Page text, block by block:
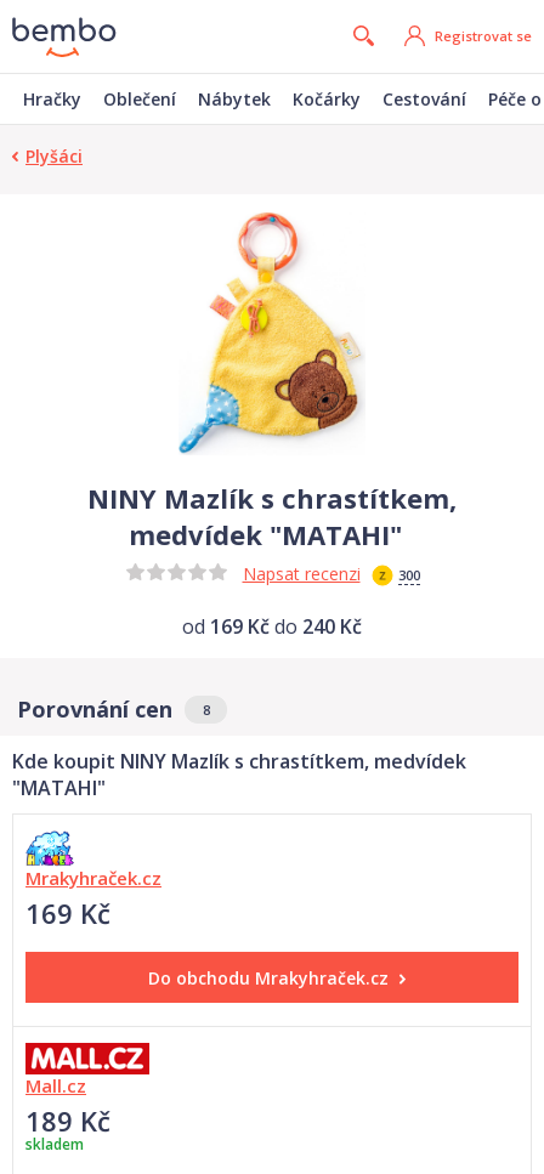
Registrovat se
Hračky Oblečení Nábytek Kočárky Cestování Péče
Plyšáci
NINY Mazlík s chrastítkem,
medvídek "MATAHI"
Napsat recenzi 300
od 169 Kčdo 240 Kč
Porovnání cen 8
Kde koupit NINY Mazlík s chrastítkem, medvídek
"MATAHI"
Mrakyhraček.cz
169 Kč
Do obchodu Mrakyhraček.cz
Mall.cz
189 Kč
skladem